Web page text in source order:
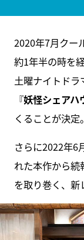
2020年7月クー
約1年半の時を
土曜ナイトドラ
『妖怪シェアハ
くることが決定。
さらに2022年6
れた本作から
を取り巻く、新